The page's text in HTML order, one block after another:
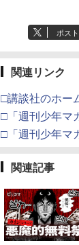
ポスト
関連リンク
□講談社のホー
□「週刊少年マ
□「週刊少年マ
関連記事